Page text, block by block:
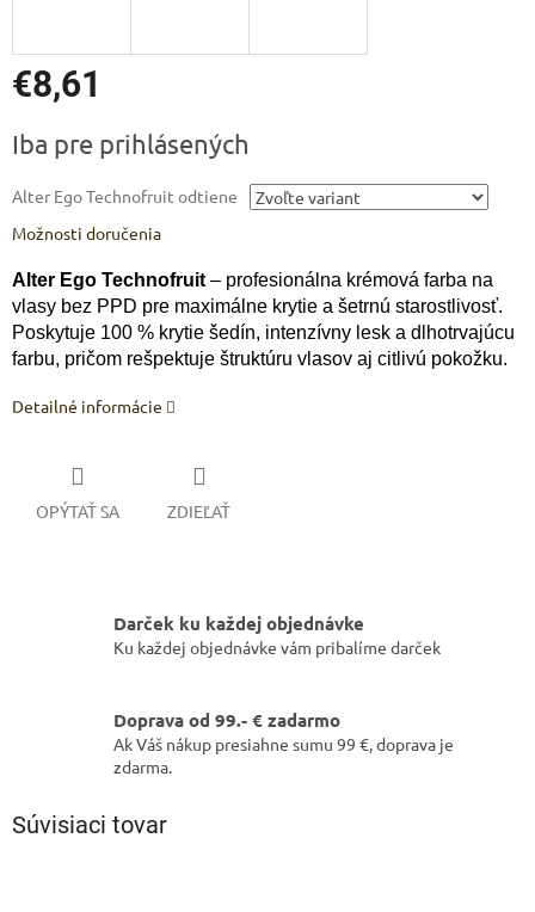
€8,61
cena:
Iba pre prihlásených
Alter Ego Technofruit odtiene
Možnosti doručenia
Alter Ego Technofruit – profesionálna krémová farba na
vlasy bez PPD pre maximálne krytie a šetrnú starostlivosť.
Poskytuje 100 % krytie šedín, intenzívny lesk a dlhotrvajúcu
farbu, pričom rešpektuje štruktúru vlasov aj citlivú pokožku.
Detailné informácie
OPÝTAŤ SA ZDIEĽAŤ
Darček ku každej objednávke
Ku každej objednávke vám pribalíme darček
Doprava od 99.- € zadarmo
Ak Váš nákup presiahne sumu 99 €, doprava je
zdarma.
Súvisiaci tovar